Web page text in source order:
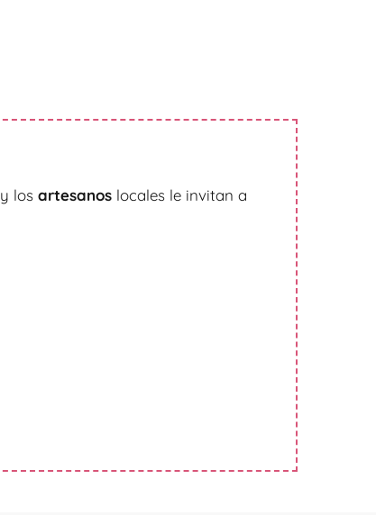
y los artesanos locales le invitan a